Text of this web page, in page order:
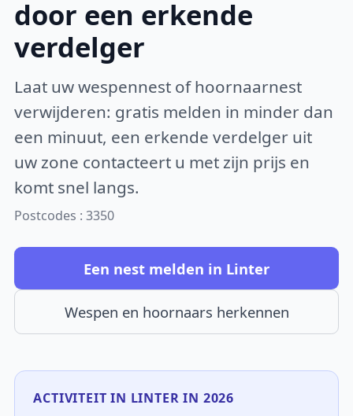
door een erkende
verdelger
Laat uw wespennest of hoornaarnest
verwijderen: gratis melden in minder dan
een minuut, een erkende verdelger uit
uw zone contacteert u met zijn prijs en
komt snel langs.
Postcodes : 3350
Een nest melden in Linter
Wespen en hoornaars herkennen
ACTIVITEIT IN LINTER IN 2026